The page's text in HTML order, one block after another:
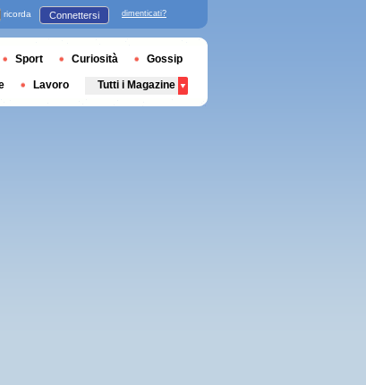
ricorda Connettersi dimenticati?
Sport Curiosità Gossip
Lavoro Tutti i Magazine